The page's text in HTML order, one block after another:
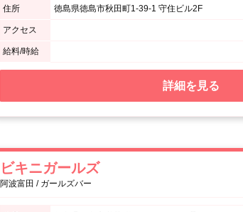
住所 徳島県徳島市秋田町1-39-1 守住ビル2F
アクセス
給料/時給
詳細を見る
ビキニガールズ
阿波富田 / ガールズバー